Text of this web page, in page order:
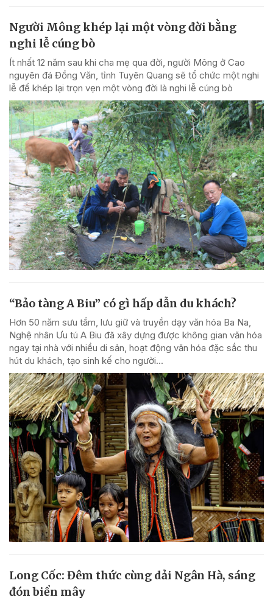
Người Mông khép lại một vòng đời bằng
nghi lễ cúng bò
Ít nhất 12 năm sau khi cha mẹ qua đời, người Mông ở Cao
nguyên đá Đồng Văn, tỉnh Tuyên Quang sẽ tổ chức một nghi
lễ để khép lại trọn vẹn một vòng đời là nghi lễ cúng bò
“Bảo tàng A Biu” có gì hấp dẫn du khách?
Hơn 50 năm sưu tầm, lưu giữ và truyền dạy văn hóa Ba Na,
Nghệ nhân Ưu tú A Biu đã xây dựng được không gian văn hóa
ngay tại nhà với nhiều di sản, hoạt động văn hóa đặc sắc thu
hút du khách, tạo sinh kế cho người...
Long Cốc: Đêm thức cùng dải Ngân Hà, sáng
đón biển mây